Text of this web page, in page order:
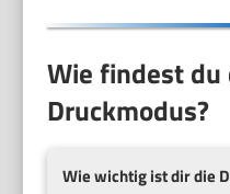
Wie findest du
Druckmodus?
Wie wichtig ist dir die